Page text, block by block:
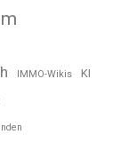
IMMO-Wikis KI